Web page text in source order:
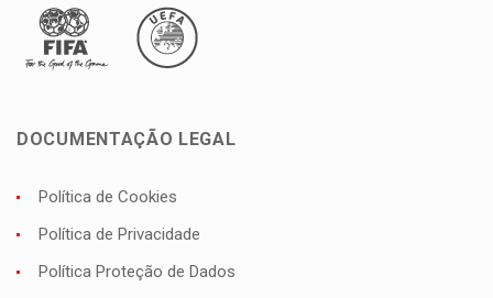
DOCUMENTAÇÃO LEGAL
Política de Cookies
Política de Privacidade
Política Proteção de Dados